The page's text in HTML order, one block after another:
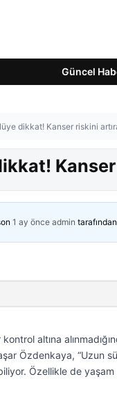
Güncel
dikkat! Kanser riskini
1 ay önce admin
kontrol altına
Özdenkaya, “Uzun
Özellikle de